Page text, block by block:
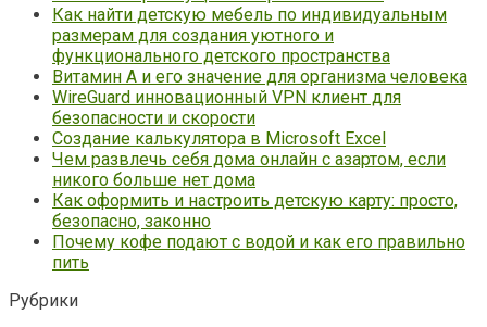
Как найти детскую мебель по индивидуальным
размерам для создания уютного и
функционального детского пространства
Витамин А и его значение для организма человека
WireGuard инновационный VPN клиент для
безопасности и скорости
Создание калькулятора в Microsoft Excel
Чем развлечь себя дома онлайн с азартом, если
никого больше нет дома
Как оформить и настроить детскую карту: просто,
безопасно, законно
Почему кофе подают с водой и как его правильно
пить
Рубрики